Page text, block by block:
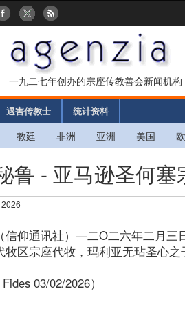
一九二七年创办的宗座传教善会新闻机构
遇害传教士 统计资料
教廷 非洲 亚洲 美国
鲁 - 亚马逊圣何
信仰通讯社）—二O二六年二月三
牧区宗座代牧，玛利亚无玷圣心之
Fides 03/02/2026）